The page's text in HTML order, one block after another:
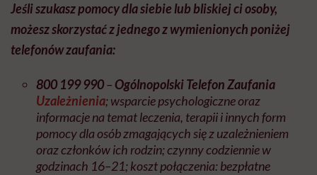
Jeśli szukasz pomocy dla siebie lub bliskiej ci osoby,
możesz skorzystać z jednego z wymienionych poniżej
telefonów zaufania:
800 199 990– Ogólnopolski Telefon Zaufania
Uzależnienia; wsparcie psychologiczne oraz
informacje na temat leczenia, terapii i innych form
pomocy dla osób zmagających się z uzależnieniem
oraz członków ich rodzin; czynny codziennie w
godzinach 16–21; koszt połączenia: bezpłatne